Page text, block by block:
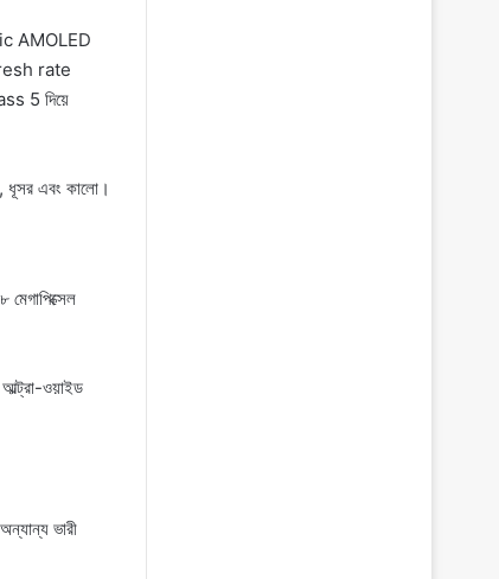
AMOLED
rate
5 দিয়ে
ধূসর এবং কালো।
ওয়াইড
ভারী